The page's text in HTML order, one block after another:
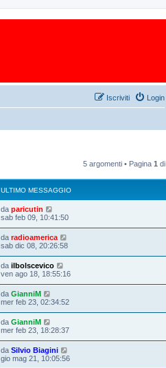
Login
Iscriviti
5 argomenti • Pagina 1 di
ULTIMO MESSAGGIO
da paricutin
sab feb 09, 10:41:50
da radioamerica
sab dic 08, 20:26:58
da ilbolscevico
ven ago 18, 18:55:16
da GianniM
mer feb 23, 02:34:52
da GianniM
mer feb 23, 18:28:37
da Silvio Biagini
gio mag 21, 10:05:56